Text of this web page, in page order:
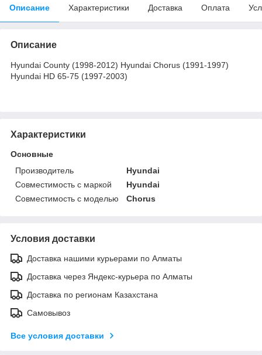
Описание Характеристики Доставка Оплата
Описание
Hyundai County (1998-2012) Hyundai Chorus (1991-1997)
Hyundai HD 65-75 (1997-2003)
Характеристики
Основные
Производитель
Hyundai
Совместимость с маркой
Hyundai
Совместимость с моделью
Chorus
Условия доставки
Доставка нашими курьерами по Алматы
Доставка через Яндекс-курьера по Алматы
Доставка по регионам Казахстана
Самовывоз
Все условия доставки